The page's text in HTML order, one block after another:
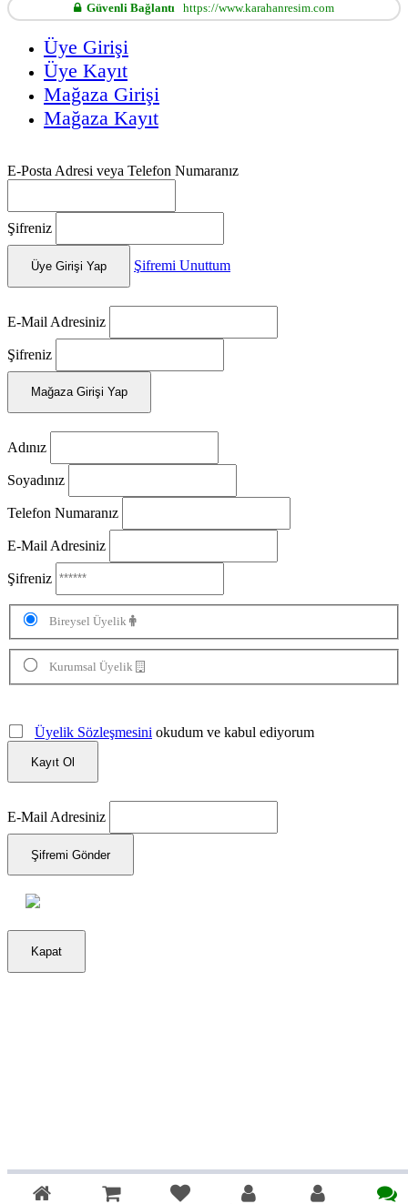
Güvenli Bağlantı https://www.karahanresim.com
Üye Girişi
Üye Kayıt
Mağaza Girişi
Mağaza Kayıt
E-Posta Adresi veya Telefon Numaranız
Şifreniz
Üye Girişi Yap Şifremi Unuttum
E-Mail Adresiniz
Şifreniz
Mağaza Girişi Yap
Adınız
Soyadınız
Telefon Numaranız
E-Mail Adresiniz
Şifreniz
Bireysel Üyelik
Kurumsal Üyelik
Üyelik Sözleşmesini okudum ve kabul ediyorum
Kayıt Ol
E-Mail Adresiniz
Şifremi Gönder
Kapat